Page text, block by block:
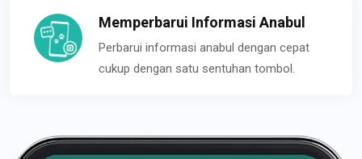
Memperbarui Informasi Anabul
Perbarui informasi anabul dengan cepat
cukup dengan satu sentuhan tombol.